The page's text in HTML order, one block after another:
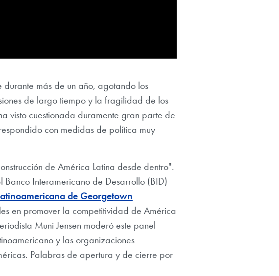
más de un año, agotando los
de largo tiempo y la fragilidad de los
visto cuestionada duramente gran parte de
con medidas de política muy
de América Latina desde dentro".
Interamericano de Desarrollo (BID)
de Georgetown
en promover la competitividad de América
Muni Jensen moderó este panel
y las organizaciones
Palabras de apertura y de cierre por